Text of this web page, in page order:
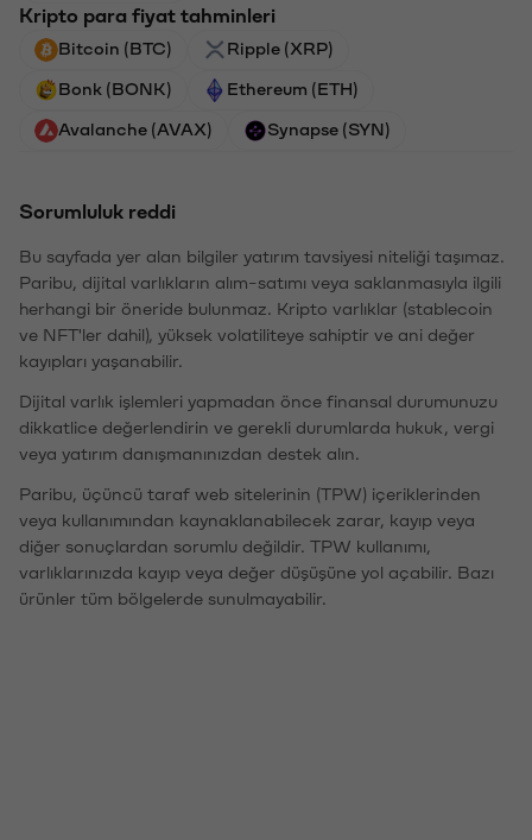
Kripto para fiyat tahminleri
Bitcoin (BTC) Ripple (XRP)
Bonk (BONK) Ethereum (ETH)
Avalanche (AVAX) Synapse (SYN)
Sorumluluk reddi
Bu sayfada yer alan bilgiler yatırım tavsiyesi niteliği taşımaz.
Paribu, dijital varlıkların alım-satımı veya saklanmasıyla ilgili
herhangi bir öneride bulunmaz. Kripto varlıklar (stablecoin
ve NFT'ler dahil), yüksek volatiliteye sahiptir ve ani değer
kayıpları yaşanabilir.
Dijital varlık işlemleri yapmadan önce finansal durumunuzu
dikkatlice değerlendirin ve gerekli durumlarda hukuk, vergi
veya yatırım danışmanınızdan destek alın.
Paribu, üçüncü taraf web sitelerinin (TPW) içeriklerinden
veya kullanımından kaynaklanabilecek zarar, kayıp veya
diğer sonuçlardan sorumlu değildir. TPW kullanımı,
varlıklarınızda kayıp veya değer düşüşüne yol açabilir. Bazı
ürünler tüm bölgelerde sunulmayabilir.